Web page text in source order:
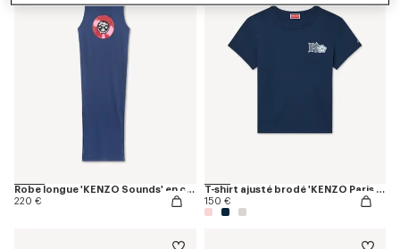
Robe longue 'KENZO Sounds' en coton
220 €
T-shirt ajusté brodé 'KENZO Paris Emblem' en coton
150 €